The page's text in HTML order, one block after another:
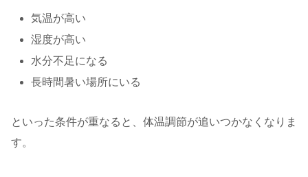
気温が高い
湿度が高い
水分不足になる
長時間暑い場所にいる
といった条件が重なると、体温調節が追いつかなくなりま
す。